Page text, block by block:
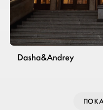
Dasha&Andrey